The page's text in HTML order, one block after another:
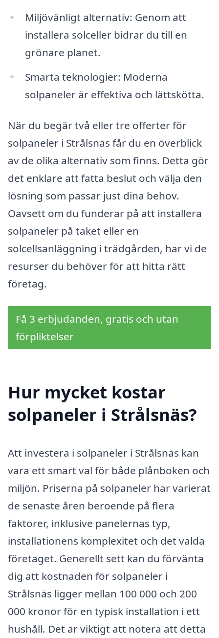
Miljövänligt alternativ: Genom att
installera solceller bidrar du till en
grönare planet.
Smarta teknologier: Moderna
solpaneler är effektiva och lättskötta.
När du begär två eller tre offerter för
solpaneler i Strålsnäs får du en överblick
av de olika alternativ som finns. Detta gör
det enklare att fatta beslut och välja den
lösning som passar just dina behov.
Oavsett om du funderar på att installera
solpaneler på taket eller en
solcellsanläggning i trädgården, har vi de
resurser du behöver för att hitta rätt
företag.
Få 3 erbjudanden, gratis och utan
förpliktelser
Hur mycket kostar
solpaneler i Strålsnäs?
Att investera i solpaneler i Strålsnäs kan
vara ett smart val för både plånboken och
miljön. Priserna på solpaneler har varierat
de senaste åren beroende på flera
faktorer, inklusive panelernas typ,
installationens komplexitet och det valda
företaget. Generellt sett kan du förvänta
dig att kostnaden för solpaneler i
Strålsnäs ligger mellan 100 000 och 200
000 kronor för en typisk installation i ett
hushåll. Det är viktigt att notera att detta